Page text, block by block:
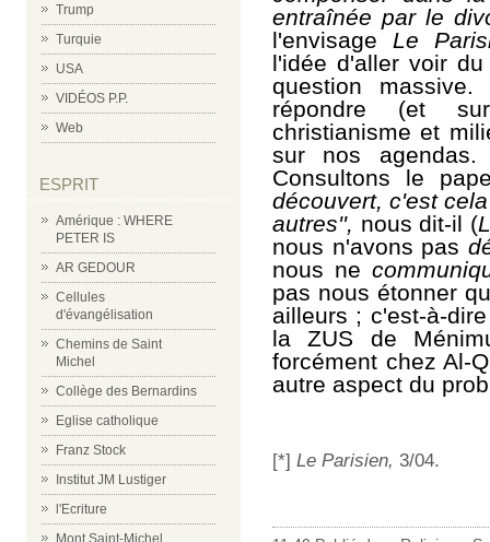
Trump
Turquie
USA
VIDÉOS P.P.
Web
ESPRIT
Amérique : WHERE
PETER IS
AR GEDOUR
Cellules
d'évangélisation
Chemins de Saint
Michel
Collège des Bernardins
Eglise catholique
Franz Stock
Institut JM Lustiger
l'Ecriture
Mont Saint-Michel
entraînée par le
l'envisage Le
l'idée d'aller voir
question
répondre (et
christianisme et
sur nos agendas.
Consultons le
découvert, c'est
autres'', nousdit-il (
nous n'avons pas
nous ne
pas nous étonner
ailleurs ; c'est-à-
la ZUS de
forcément chez Al-
autre aspect du
[*] Le Parisien, 3/04.